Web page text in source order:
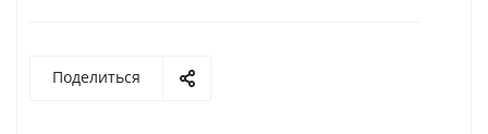
Поделиться